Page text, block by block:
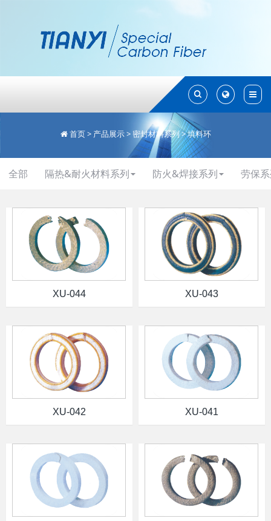
Toggle
Search
Toggle
Search
首页> 产品展示> 密封材料系列>填料环
全部 隔热&耐火材料系列 防火&焊接系列 劳保
XU-044 XU-043
XU-042 XU-041